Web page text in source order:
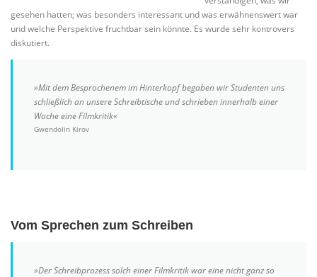
gesehen hatten; was besonders interessant und was erwähnenswert war
und welche Perspektive fruchtbar sein könnte. Es wurde sehr kontrovers
diskutiert.
»Mit dem Besprochenem im Hinterkopf begaben wir Studenten uns
schließlich an unsere Schreibtische und schrieben innerhalb einer
Woche eine Filmkritik«
Gwendolin Kirov
Vom Sprechen zum Schreiben
»Der Schreibprozess solch einer Filmkritik war eine nicht ganz so